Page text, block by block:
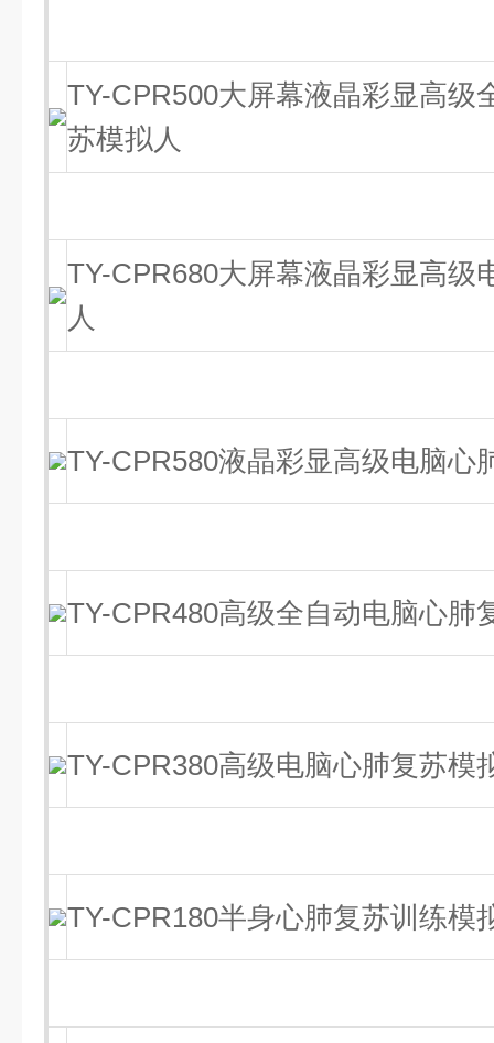
TY-CPR500大屏幕液晶彩显高级
苏模拟人
TY-CPR680大屏幕液晶彩显高级
人
TY-CPR580液晶彩显高级电脑心
TY-CPR480高级全自动电脑心肺
TY-CPR380高级电脑心肺复苏模
TY-CPR180半身心肺复苏训练模